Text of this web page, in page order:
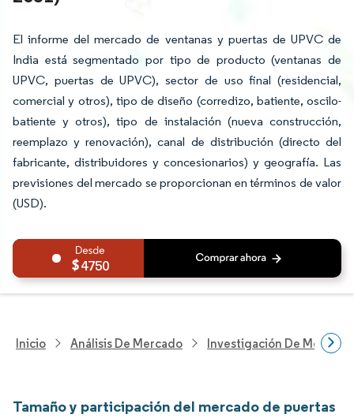
El informe del mercado de ventanas y puertas de UPVC de
India está segmentado por tipo de producto (ventanas de
UPVC, puertas de UPVC), sector de uso final (residencial,
comercial y otros), tipo de diseño (corredizo, batiente, oscilo-
batiente y otros), tipo de instalación (nueva construcción,
reemplazo y renovación), canal de distribución (directo del
fabricante, distribuidores y concesionarios) y geografía. Las
previsiones del mercado se proporcionan en términos de valor
(USD).
4750
Inicio Análisis De Mercado Investigación De Mejoras
Tamaño y participación del mercado de puertas